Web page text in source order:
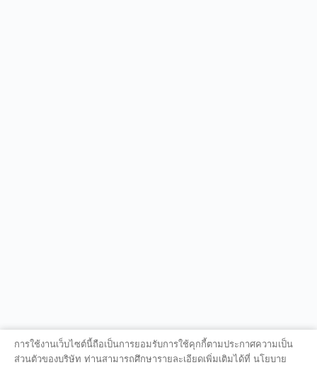
การใช้งานเว็บไซต์นี้ถือเป็นการยอมรับการใช้คุกกี้ตามประกาศความเป็น
ส่วนตัวของบริษัท ท่านสามารถศึกษารายละเอียดเพิ่มเติมได้ที่ นโยบาย